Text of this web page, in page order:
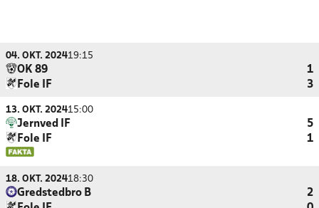
04. OKT. 202419:15
OK 89
1
Fole IF
3
13. OKT. 202415:00
Jernved IF
5
Fole IF
1
18. OKT. 202418:30
Gredstedbro B
2